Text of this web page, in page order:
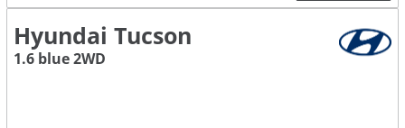
Hyundai Tucson
1.6 blue 2WD